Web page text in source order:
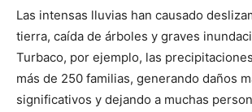
Las intensas lluvias han causado
tierra, caída de árboles y graves
Turbaco, por ejemplo, las
más de 250 familias, generando daños
significativos y dejando a muchas